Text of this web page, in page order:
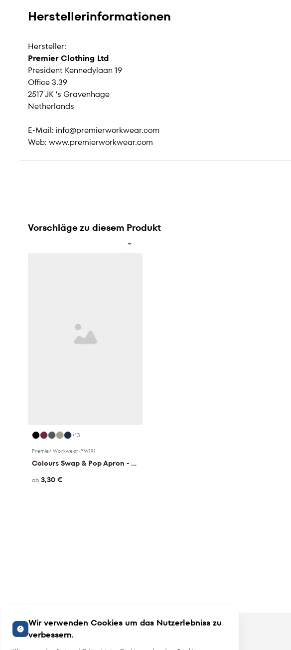
Herstellerinformationen
Hersteller:
Premier Clothing Ltd
President Kennedylaan 19
Office 3.39
2517 JK 's Gravenhage
Netherlands
E-Mail: info@premierworkwear.com
Web: www.premierworkwear.com
Vorschläge zu diesem Produkt
+13
Premier Workwear•PW191
Colours Swap & Pop Apron - Strap
ab 3,30 €
Wir verwenden Cookies um das Nutzerlebniss zu
verbessern.